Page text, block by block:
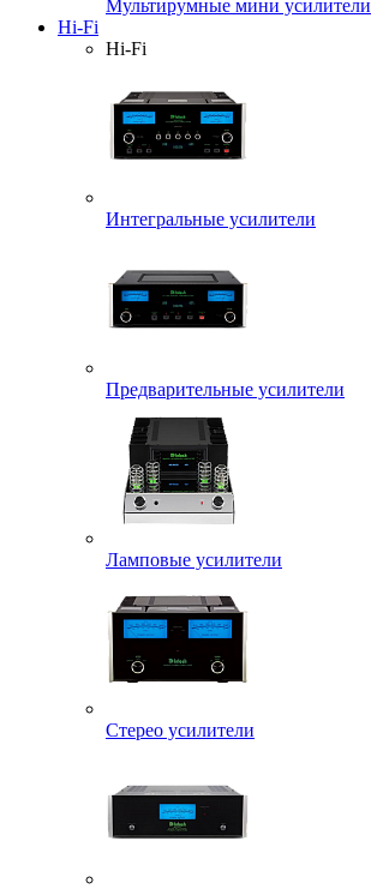
Мультирумные мини усилители
Hi-Fi
Hi-Fi
Интегральные усилители
Предварительные усилители
Ламповые усилители
Стерео усилители